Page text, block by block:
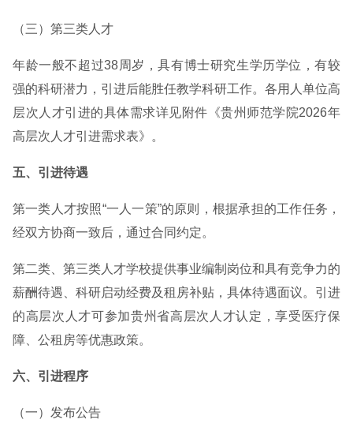
（三）第三类人才
年龄一般不超过38周岁，具有博士研究生学历学位，有较
强的科研潜力，引进后能胜任教学科研工作。各用人单位高
层次人才引进的具体需求详见附件《贵州师范学院2026年
高层次人才引进需求表》。
五、引进待遇
第一类人才按照“一人一策”的原则，根据承担的工作任务，
经双方协商一致后，通过合同约定。
第二类、第三类人才学校提供事业编制岗位和具有竞争力的
薪酬待遇、科研启动经费及租房补贴，具体待遇面议。引进
的高层次人才可参加贵州省高层次人才认定，享受医疗保
障、公租房等优惠政策。
六、引进程序
（一）发布公告